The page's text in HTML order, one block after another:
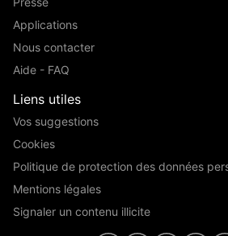
Applications
Nous contacter
Aide - FAQ
Liens utiles
Vos suggestions
Cookies
Politique de protection des données
Mentions légales
Signaler un contenu illicite